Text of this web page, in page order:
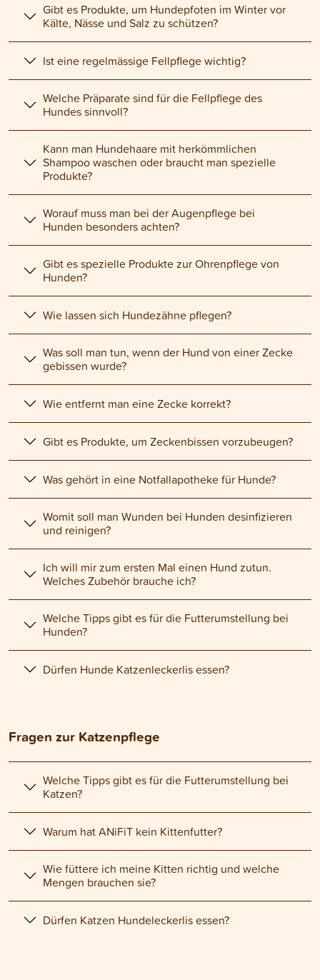
Gibt es Produkte, um Hundepfoten im Winter vor
Kälte, Nässe und Salz zu schützen?
Ist eine regelmässige Fellpflege wichtig?
Welche Präparate sind für die Fellpflege des
Hundes sinnvoll?
Kann man Hundehaare mit herkömmlichen
Shampoo waschen oder braucht man spezielle
Produkte?
Worauf muss man bei der Augenpflege bei
Hunden besonders achten?
Gibt es spezielle Produkte zur Ohrenpflege von
Hunden?
Wie lassen sich Hundezähne pflegen?
Was soll man tun, wenn der Hund von einer Zecke
gebissen wurde?
Wie entfernt man eine Zecke korrekt?
Gibt es Produkte, um Zeckenbissen vorzubeugen?
Was gehört in eine Notfallapotheke für Hunde?
Womit soll man Wunden bei Hunden desinfizieren
und reinigen?
Ich will mir zum ersten Mal einen Hund zutun.
Welches Zubehör brauche ich?
Welche Tipps gibt es für die Futterumstellung bei
Hunden?
Dürfen Hunde Katzenleckerlis essen?
Fragen zur Katzenpflege
Welche Tipps gibt es für die Futterumstellung bei
Katzen?
Warum hat ANiFiT kein Kittenfutter?
Wie füttere ich meine Kitten richtig und welche
Mengen brauchen sie?
Dürfen Katzen Hundeleckerlis essen?